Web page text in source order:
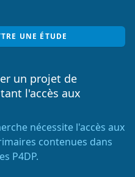
UNE ÉTUDE
un projet de
l'accès aux
nécessite l'accès aux
contenues dans
P4DP.